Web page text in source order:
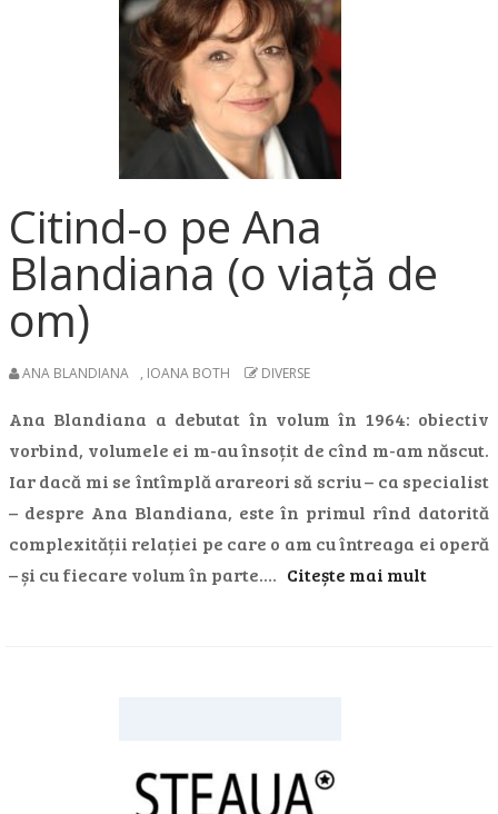
Citind-o pe Ana
Blandiana (o viață de
om)
ANA BLANDIANA , IOANA BOTH DIVERSE
Ana Blandiana a debutat în volum în 1964: obiectiv
vorbind, volumele ei m-au însoțit de cînd m-am născut.
Iar dacă mi se întîmplă arareori să scriu – ca specialist
– despre Ana Blandiana, este în primul rînd datorită
complexității relației pe care o am cu întreaga ei operă
– și cu fiecare volum în parte.… Citește mai mult